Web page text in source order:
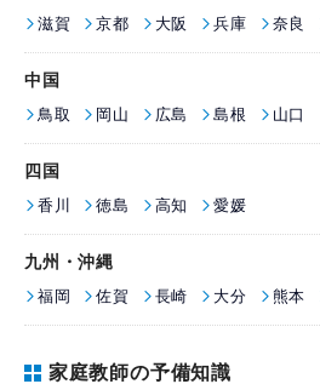
滋賀
京都 大阪 兵庫 奈良
中国
鳥取
岡山 広島 島根 山口
四国
香川
徳島 高知 愛媛
九州・沖縄
福岡
佐賀 長崎 大分 熊本
家庭教師の予備知識